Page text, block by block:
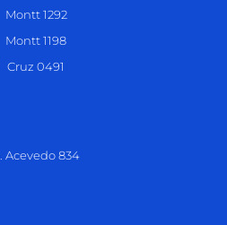
Montt 1292
Montt 1198
Cruz 0491
Acevedo 834